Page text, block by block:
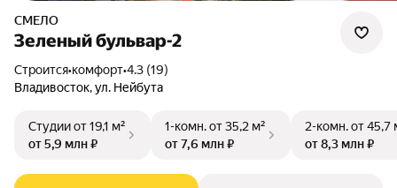
СМЕЛО
Зеленый бульвар-2
Строится•комфорт•4.3 (19)
Владивосток, ул. Нейбута
Студииот 19,1 м²
от 5,9 млн ₽
1-комн.от 35,2 м²
от 7,6 млн ₽
2-комн.от 45,7
от 8,3 млн ₽